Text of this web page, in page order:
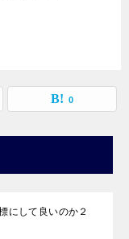
0
にして良いのか２